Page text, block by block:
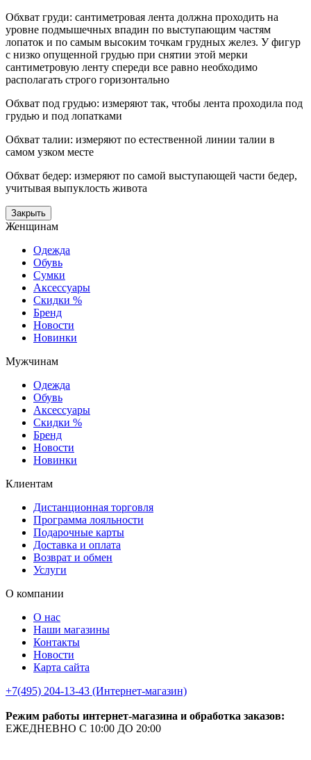
Обхват груди: сантиметровая лента должна проходить на
уровне подмышечных впадин по выступающим частям
лопаток и по самым высоким точкам грудных желез. У фигур
с низко опущенной грудью при снятии этой мерки
сантиметровую ленту спереди все равно необходимо
располагать строго горизонтально
Обхват под грудью: измеряют так, чтобы лента проходила под
грудью и под лопатками
Обхват талии: измеряют по естественной линии талии в
самом узком месте
Обхват бедер: измеряют по самой выступающей части бедер,
учитывая выпуклость живота
Закрыть
Женщинам
Одежда
Обувь
Сумки
Аксессуары
Скидки %
Бренд
Новости
Новинки
Мужчинам
Одежда
Обувь
Аксессуары
Скидки %
Бренд
Новости
Новинки
Клиентам
Дистанционная торговля
Программа лояльности
Подарочные карты
Доставка и оплата
Возврат и обмен
Услуги
О компании
О нас
Наши магазины
Контакты
Новости
Карта сайта
+7(495) 204-13-43 (Интернет-магазин)
Режим работы интернет-магазина и обработка заказов:
ЕЖЕДНЕВНО С 10:00 ДО 20:00